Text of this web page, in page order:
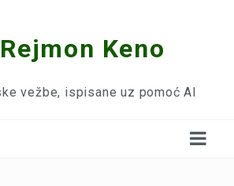
Keno
vežbe, ispisane uz pomoć AI